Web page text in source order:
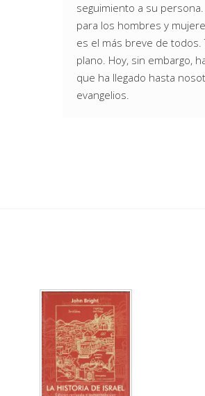
seguimiento a su
para los hombres y
es el más breve de
plano. Hoy, sin embargo,
que ha llegado hasta
evangelios.